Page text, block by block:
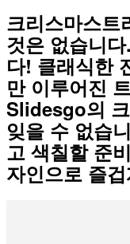
크리스마스트
것은 없습니
다! 클래식한
만 이루어진
Slidesgo의
잊을 수 없습
고 색칠할 준
자인으로 즐